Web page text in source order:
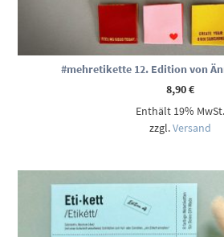
#mehretikette 12. Edition von
8,90€
Enthält 19% MwSt.
zzgl.Versand